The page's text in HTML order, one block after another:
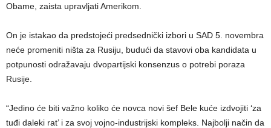
Obame, zaista upravljati Amerikom.
On je istakao da predstojeći predsednički izbori u SAD 5. novembra
neće promeniti ništa za Rusiju, budući da stavovi oba kandidata u
potpunosti odražavaju dvopartijski konsenzus o potrebi poraza
Rusije.
“Jedino će biti važno koliko će novca novi šef Bele kuće izdvojiti ‘za
tuđi daleki rat’ i za svoj vojno-industrijski kompleks. Najbolji način da